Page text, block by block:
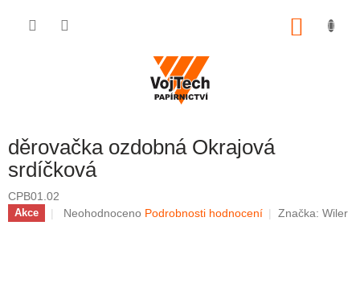
děrovačka ozdobná Okrajová
srdíčková
CPB01.02
Akce Průměrné hodnocení produktu je 0,0 z 5 hvězdiček.
Neohodnoceno Podrobnosti hodnocení Značka: Wiler